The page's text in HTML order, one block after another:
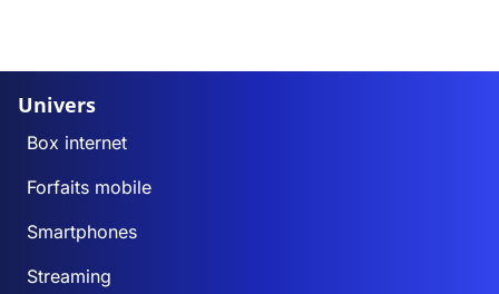
Univers
Box internet
Forfaits mobile
Smartphones
Streaming